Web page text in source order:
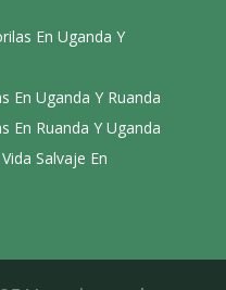
En Uganda Y
En Uganda Y Ruanda
En Ruanda Y Uganda
Salvaje En